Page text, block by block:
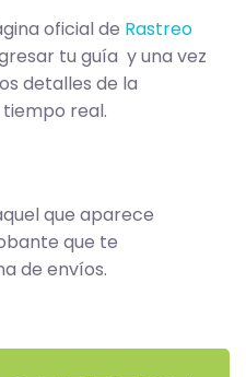
oficial de Rastreo
tu guía y una vez
detalles de la
real.
que aparece
que te
de envíos.